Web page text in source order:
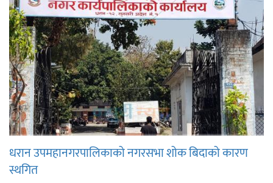
धरान उपमहानगरपालिकाको नगरसभा शोक बिदाको कारण
स्थगित